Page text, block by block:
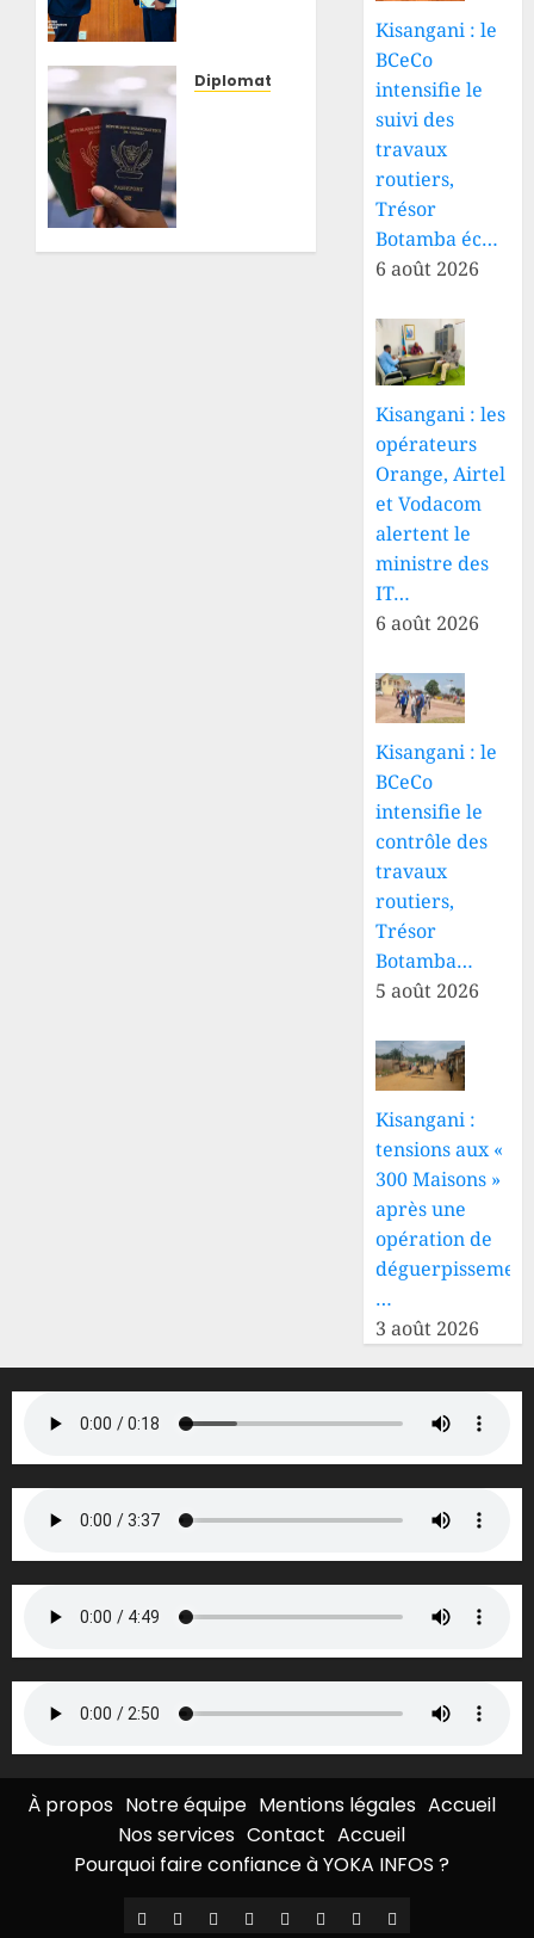
message
Diplomatie
Kisangani : le
BCeCo
intensifie le
suivi des
travaux
routiers,
Trésor
Botamba éc…
6 août 2026
Kisangani : les
opérateurs
Orange, Airtel
et Vodacom
alertent le
ministre des
IT…
6 août 2026
Kisangani : le
BCeCo
intensifie le
contrôle des
travaux
routiers,
Trésor
Botamba…
5 août 2026
Kisangani :
tensions aux «
300 Maisons »
après une
opération de
…
3 août 2026
À propos Notre équipe Mentions légales Accueil
Nos services Contact Accueil
Pourquoi faire confiance à YOKA INFOS ?
À NotreMentions
Accueil
Nos ContactAccueilPourquoi